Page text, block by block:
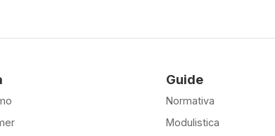
Guide
Normativa
Modulistica